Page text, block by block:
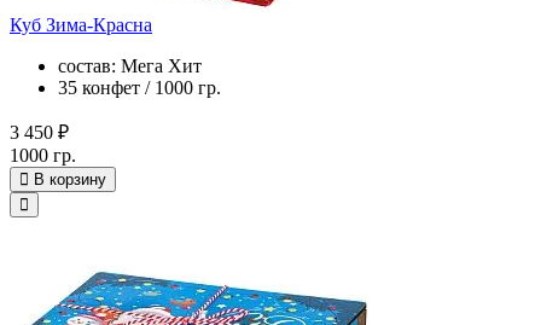
Куб Зима-Красна
состав: Мега Хит
35 конфет / 1000 гр.
3 450 ₽
1000 гр.
В корзину